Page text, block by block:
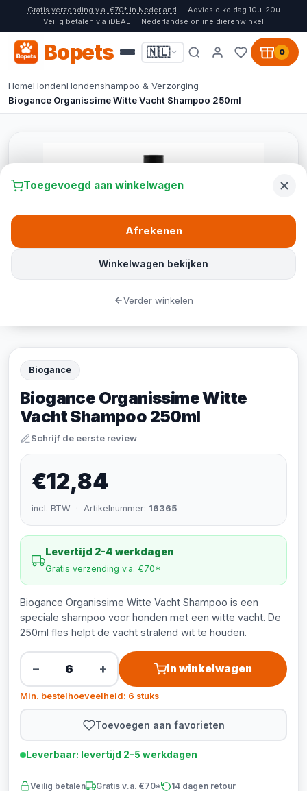
Gratis verzending v.a. €70* in Nederland
Advies elke dag 10u-20u
Veilig betalen via iDEAL
Nederlandse online dierenwinkel
Bopets 🇳🇱 0
HomeHondenHondenshampoo & Verzorging
Biogance Organissime Witte Vacht Shampoo 250ml
Biogance
Biogance Organissime Witte
Vacht Shampoo 250ml
Schrijf de eerste review
€12,84
incl. BTW · Artikelnummer: 16365
Levertijd 2-4 werkdagen
Gratis verzending v.a. €70*
Biogance Organissime Witte Vacht Shampoo is een
speciale shampoo voor honden met een witte vacht. De
250ml fles helpt de vacht stralend wit te houden.
− + In winkelwagen
Min. bestelhoeveelheid: 6 stuks
Toevoegen aan favorieten
Leverbaar: levertijd 2-5 werkdagen
Veilig betalen Gratis v.a. €70* 14 dagen retour
Toegevoegd aan winkelwagen
Winkelwagen bekijken
Afrekenen
Verder winkelen